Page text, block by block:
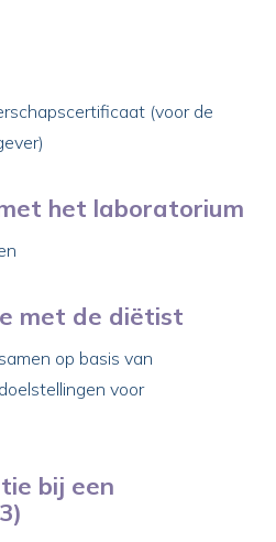
(voor de
het laboratorium
met de diëtist
op basis van
voor
bij een